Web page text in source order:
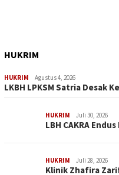
HUKRIM
HUKRIM Agustus 4, 2026
LKBH LPKSM Satria Desak
HUKRIM Juli 30, 2026
LBH CAKRA
HUKRIM Juli 28, 2026
Klinik Zhafira